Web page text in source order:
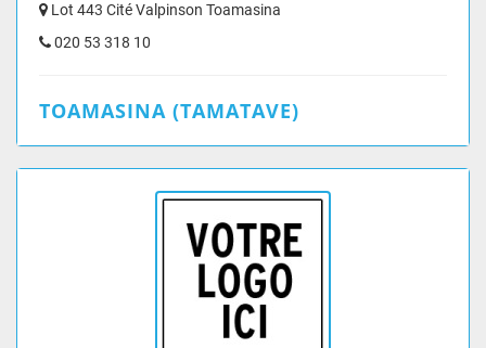
Lot 443 Cité Valpinson Toamasina
020 53 318 10
TOAMASINA (TAMATAVE)